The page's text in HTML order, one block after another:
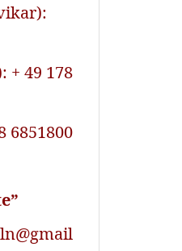
+ 49 178
6851800